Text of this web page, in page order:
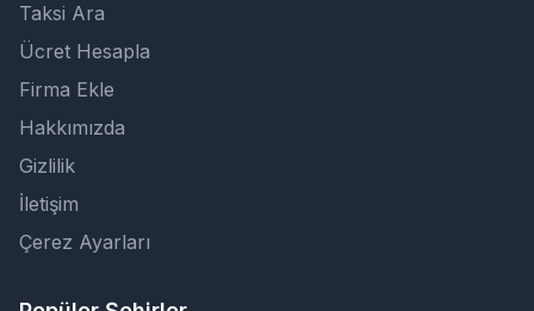
Taksi Ara
Ücret Hesapla
Firma Ekle
Hakkımızda
Gizlilik
İletişim
Çerez Ayarları